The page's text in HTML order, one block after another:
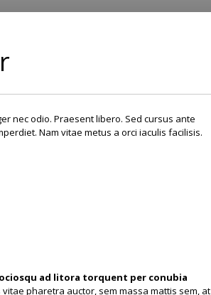
nec odio. Praesent libero. Sed cursus ante
Nam vitae metus a orci iaculis facilisis.
ad litora torquent per conubia
pharetra auctor, sem massa mattis sem, at